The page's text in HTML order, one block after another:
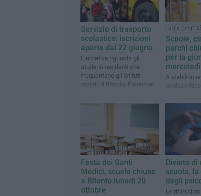
Servizio di trasporto
scolastico: iscrizioni
aperte dal 22 giugno
L'iniziativa riguarda gli
studenti residenti che
frequentano gli istituti
statali di Bitonto, Palombaio
VITA DI
Scuole,
parchi
per la
A stabilirlo
sindaco
Festa dei Santi
Medici, scuole chiuse
a Bitonto lunedì 20
ottobre
Divieto di
scuola,
degli
Le